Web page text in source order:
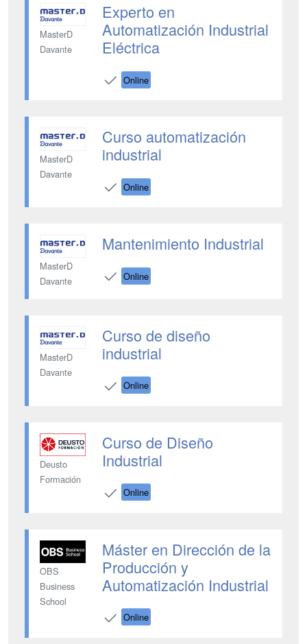
MasterD
Davante
Experto en
Automatización Industrial
Eléctrica
Online
MasterD
Davante
Curso automatización
industrial
Online
MasterD
Davante
Mantenimiento Industrial
Online
MasterD
Davante
Curso de diseño
industrial
Online
Deusto
Formación
Curso de Diseño
Industrial
Online
OBS
Business
School
Máster en Dirección de la
Producción y
Automatización Industrial
Online